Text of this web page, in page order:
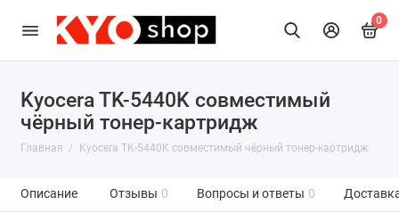
0
Kyocera TK-5440K совместимый
чёрный тонер-картридж
Главная Kyocera TK-5440K совместимый чёрный тонер-картридж
Описание Отзывы 0 Вопросы и ответы 0